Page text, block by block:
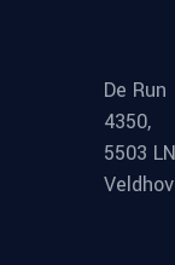
De Run
4350,
5503 LN